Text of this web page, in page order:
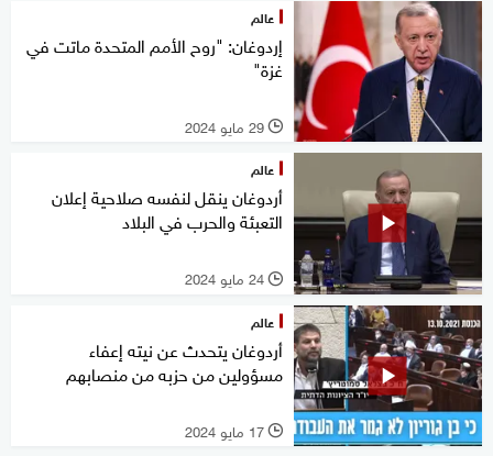
عالم
إردوغان: "روح الأمم المتحدة ماتت في
غزة"
l 29 مايو 2024
عالم
أردوغان ينقل لنفسه صلاحية إعلان
التعبئة والحرب في البلاد
l 24 مايو 2024
عالم
أردوغان يتحدث عن نيته إعفاء
مسؤولين من حزبه من منصابهم
l 17 مايو 2024